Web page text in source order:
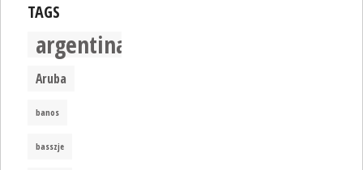
TAGS
argentina
Aruba
banos
basszje